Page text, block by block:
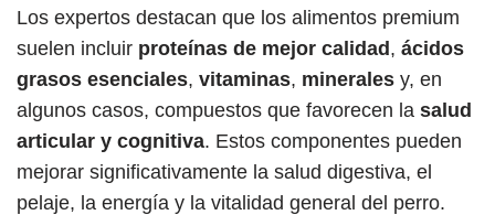
Los expertos destacan que los alimentos premium
suelen incluir proteínas de mejor calidad, ácidos
grasos esenciales, vitaminas, minerales y, en
algunos casos, compuestos que favorecen la salud
articular y cognitiva. Estos componentes pueden
mejorar significativamente la salud digestiva, el
pelaje, la energía y la vitalidad general del perro.